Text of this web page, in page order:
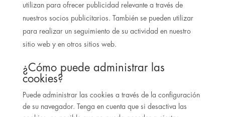
utilizan para ofrecer publicidad relevante a través de
nuestros socios publicitarios. También se pueden utilizar
para realizar un seguimiento de su actividad en nuestro
sitio web y en otros sitios web.
¿Cómo puede administrar las
cookies?
Puede administrar las cookies a través de la configuración
de su navegador. Tenga en cuenta que si desactiva las